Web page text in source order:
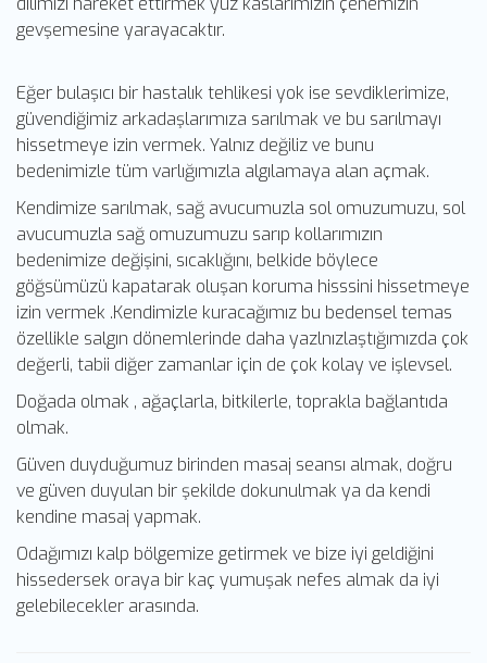
gevşemesine yarayacaktır.
Eğer bulaşıcı bir hastalık tehlikesi yok ise sevdiklerimize,
güvendiğimiz arkadaşlarımıza sarılmak ve bu sarılmayı
hissetmeye izin vermek. Yalnız değiliz ve bunu
bedenimizle tüm varlığımızla algılamaya alan açmak.
Kendimize sarılmak, sağ avucumuzla sol omuzumuzu, sol
avucumuzla sağ omuzumuzu sarıp kollarımızın
bedenimize değişini, sıcaklığını, belkide böylece
göğsümüzü kapatarak oluşan koruma hisssini hissetmeye
izin vermek .Kendimizle kuracağımız bu bedensel temas
özellikle salgın dönemlerinde daha yazlnızlaştığımızda çok
değerli, tabii diğer zamanlar için de çok kolay ve işlevsel.
Doğada olmak , ağaçlarla, bitkilerle, toprakla bağlantıda
olmak.
Güven duyduğumuz birinden masaj seansı almak, doğru
ve güven duyulan bir şekilde dokunulmak ya da kendi
kendine masaj yapmak.
Odağımızı kalp bölgemize getirmek ve bize iyi geldiğini
hissedersek oraya bir kaç yumuşak nefes almak da iyi
gelebilecekler arasında.